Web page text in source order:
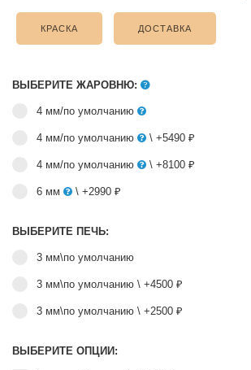
КРАСКА ДОСТАВКА
ВЫБЕРИТЕ ЖАРОВНЮ:
4 мм/по умолчанию
4 мм/по умолчанию \ +5490 ₽
4 мм/по умолчанию \ +8100 ₽
6 мм \ +2990 ₽
ВЫБЕРИТЕ ПЕЧЬ:
3 мм\по умолчанию
3 мм\по умолчанию \ +4500 ₽
3 мм\по умолчанию \ +2500 ₽
ВЫБЕРИТЕ ОПЦИИ: